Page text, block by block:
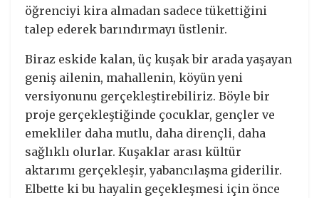
öğrenciyi kira almadan sadece tükettiğini
talep ederek barındırmayı üstlenir.
Biraz eskide kalan, üç kuşak bir arada yaşayan
geniş ailenin, mahallenin, köyün yeni
versiyonunu gerçekleştirebiliriz. Böyle bir
proje gerçekleştiğinde çocuklar, gençler ve
emekliler daha mutlu, daha dirençli, daha
sağlıklı olurlar. Kuşaklar arası kültür
aktarımı gerçekleşir, yabancılaşma giderilir.
Elbette ki bu hayalin geçekleşmesi için önce